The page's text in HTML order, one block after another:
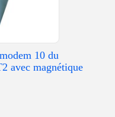
10 du
avec magnétique